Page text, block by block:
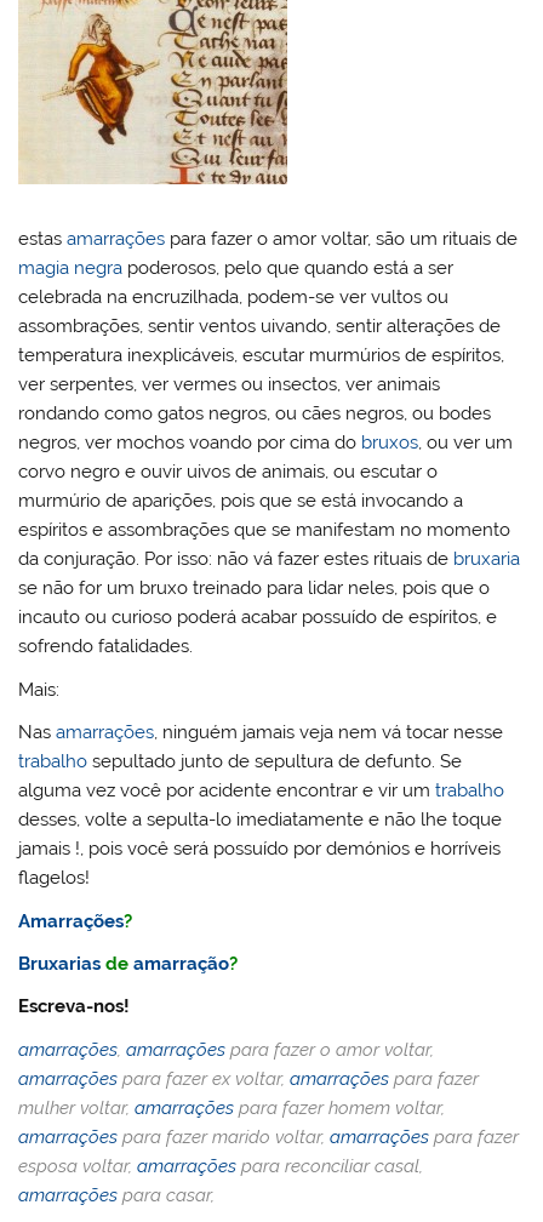
estasamarrações para fazer o amor voltar, são um rituais de
magia negra poderosos, pelo que quando está a ser
celebrada na encruzilhada, podem-se ver vultos ou
assombrações, sentir ventos uivando, sentir alterações de
temperatura inexplicáveis, escutar murmúrios de espíritos,
ver serpentes, ver vermes ou insectos, ver animais
rondando como gatos negros, ou cães negros, ou bodes
negros, ver mochos voando por cima do bruxos, ou ver um
corvo negro e ouvir uivos de animais, ou escutar o
murmúrio de aparições, pois que se está invocando a
espíritos e assombrações que se manifestam no momento
da conjuração. Por isso: não vá fazer estes rituais de bruxaria
se não for um bruxo treinado para lidar neles, pois que o
incauto ou curioso poderá acabar possuído de espíritos, e
sofrendo fatalidades.
Mais:
Nasamarrações, ninguém jamais veja nem vá tocar nesse
trabalho sepultado junto de sepultura de defunto. Se
alguma vez você por acidente encontrar e vir umtrabalho
desses, volte a sepulta-lo imediatamente e não lhe toque
jamais !, pois você será possuído por demónios e horríveis
flagelos!
Amarrações?
Bruxarias deamarração?
Escreva-nos!
amarrações,amarrações para fazer o amor voltar,
amarrações para fazer ex voltar,amarrações para fazer
mulher voltar,amarrações para fazer homem voltar,
amarrações para fazer marido voltar,amarrações para fazer
esposa voltar,amarrações para reconciliar casal,
amarrações para casar,